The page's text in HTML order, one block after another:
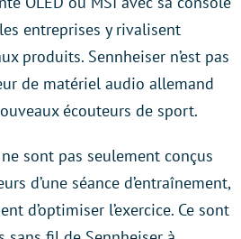
entreprises y rivalisent
produits. Sennheiser n’est pas
de matériel audio allemand
écouteurs de sport.
sont pas seulement conçus
d’une séance d’entraînement,
d’optimiser l’exercice. Ce sont